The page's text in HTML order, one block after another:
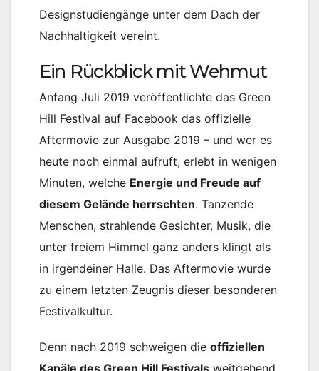
Designstudiengänge unter dem Dach der
Nachhaltigkeit vereint.
Ein Rückblick mit Wehmut
Anfang Juli 2019 veröffentlichte das Green
Hill Festival auf Facebook das offizielle
Aftermovie zur Ausgabe 2019 – und wer es
heute noch einmal aufruft, erlebt in wenigen
Minuten, welche Energie und Freude auf
diesem Gelände herrschten. Tanzende
Menschen, strahlende Gesichter, Musik, die
unter freiem Himmel ganz anders klingt als
in irgendeiner Halle. Das Aftermovie wurde
zu einem letzten Zeugnis dieser besonderen
Festivalkultur.
Denn nach 2019 schweigen die offiziellen